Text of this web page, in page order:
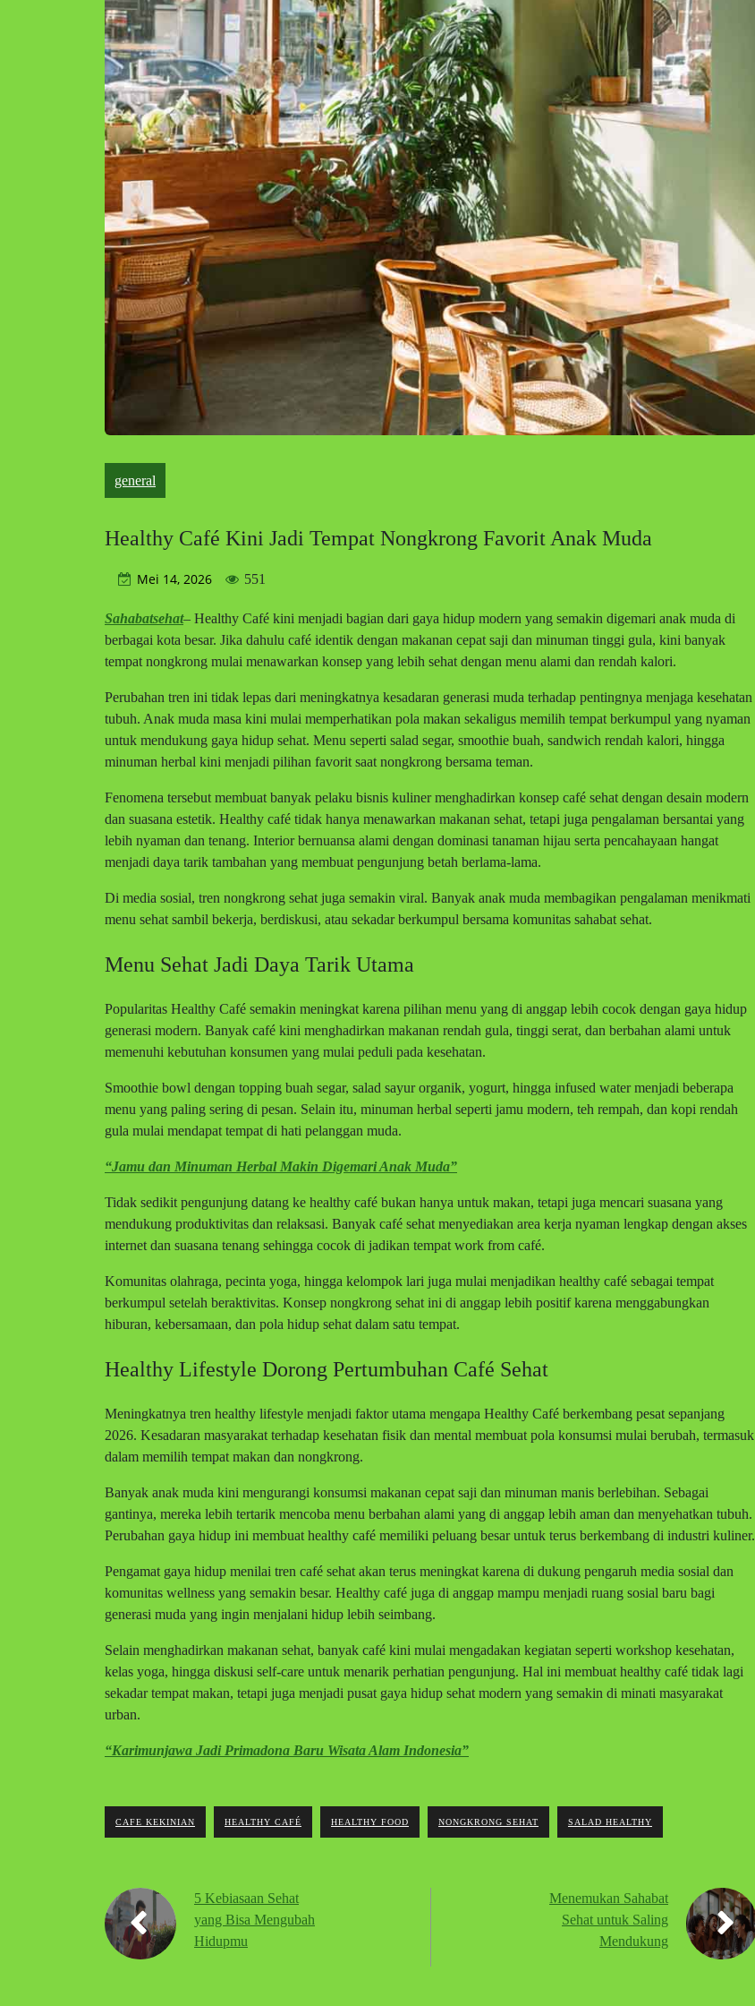
general
Healthy Café Kini Jadi Tempat Nongkrong Favorit Anak Muda
Mei 14, 2026 551
Sahabatsehat– Healthy Café kini menjadi bagian dari gaya hidup modern yang semakin digemari anak muda di
berbagai kota besar. Jika dahulu café identik dengan makanan cepat saji dan minuman tinggi gula, kini banyak
tempat nongkrong mulai menawarkan konsep yang lebih sehat dengan menu alami dan rendah kalori.
Perubahan tren ini tidak lepas dari meningkatnya kesadaran generasi muda terhadap pentingnya menjaga kesehatan
tubuh. Anak muda masa kini mulai memperhatikan pola makan sekaligus memilih tempat berkumpul yang nyaman
untuk mendukung gaya hidup sehat. Menu seperti salad segar, smoothie buah, sandwich rendah kalori, hingga
minuman herbal kini menjadi pilihan favorit saat nongkrong bersama teman.
Fenomena tersebut membuat banyak pelaku bisnis kuliner menghadirkan konsep café sehat dengan desain modern
dan suasana estetik. Healthy café tidak hanya menawarkan makanan sehat, tetapi juga pengalaman bersantai yang
lebih nyaman dan tenang. Interior bernuansa alami dengan dominasi tanaman hijau serta pencahayaan hangat
menjadi daya tarik tambahan yang membuat pengunjung betah berlama-lama.
Di media sosial, tren nongkrong sehat juga semakin viral. Banyak anak muda membagikan pengalaman menikmati
menu sehat sambil bekerja, berdiskusi, atau sekadar berkumpul bersama komunitas sahabat sehat.
Menu Sehat Jadi Daya Tarik Utama
Popularitas Healthy Café semakin meningkat karena pilihan menu yang di anggap lebih cocok dengan gaya hidup
generasi modern. Banyak café kini menghadirkan makanan rendah gula, tinggi serat, dan berbahan alami untuk
memenuhi kebutuhan konsumen yang mulai peduli pada kesehatan.
Smoothie bowl dengan topping buah segar, salad sayur organik, yogurt, hingga infused water menjadi beberapa
menu yang paling sering di pesan. Selain itu, minuman herbal seperti jamu modern, teh rempah, dan kopi rendah
gula mulai mendapat tempat di hati pelanggan muda.
“Jamu dan Minuman Herbal Makin Digemari Anak Muda”
Tidak sedikit pengunjung datang ke healthy café bukan hanya untuk makan, tetapi juga mencari suasana yang
mendukung produktivitas dan relaksasi. Banyak café sehat menyediakan area kerja nyaman lengkap dengan akses
internet dan suasana tenang sehingga cocok di jadikan tempat work from café.
Komunitas olahraga, pecinta yoga, hingga kelompok lari juga mulai menjadikan healthy café sebagai tempat
berkumpul setelah beraktivitas. Konsep nongkrong sehat ini di anggap lebih positif karena menggabungkan
hiburan, kebersamaan, dan pola hidup sehat dalam satu tempat.
Healthy Lifestyle Dorong Pertumbuhan Café Sehat
Meningkatnya tren healthy lifestyle menjadi faktor utama mengapa Healthy Café berkembang pesat sepanjang
2026. Kesadaran masyarakat terhadap kesehatan fisik dan mental membuat pola konsumsi mulai berubah, termasuk
dalam memilih tempat makan dan nongkrong.
Banyak anak muda kini mengurangi konsumsi makanan cepat saji dan minuman manis berlebihan. Sebagai
gantinya, mereka lebih tertarik mencoba menu berbahan alami yang di anggap lebih aman dan menyehatkan tubuh.
Perubahan gaya hidup ini membuat healthy café memiliki peluang besar untuk terus berkembang di industri kuliner.
Pengamat gaya hidup menilai tren café sehat akan terus meningkat karena di dukung pengaruh media sosial dan
komunitas wellness yang semakin besar. Healthy café juga di anggap mampu menjadi ruang sosial baru bagi
generasi muda yang ingin menjalani hidup lebih seimbang.
Selain menghadirkan makanan sehat, banyak café kini mulai mengadakan kegiatan seperti workshop kesehatan,
kelas yoga, hingga diskusi self-care untuk menarik perhatian pengunjung. Hal ini membuat healthy café tidak lagi
sekadar tempat makan, tetapi juga menjadi pusat gaya hidup sehat modern yang semakin di minati masyarakat
urban.
“Karimunjawa Jadi Primadona Baru Wisata Alam Indonesia”
CAFE KEKINIAN HEALTHY CAFÉ HEALTHY FOOD NONGKRONG SEHAT SALAD HEALTHY
5 Kebiasaan Sehat
yang Bisa Mengubah
Hidupmu
Menemukan Sahabat
Sehat untuk Saling
Mendukung